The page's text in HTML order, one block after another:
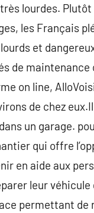
lourdes. Plutôt
les Français
et
de
on line,
de chez
un garage.
qui offre
en aide aux
leur véhicule
permettant